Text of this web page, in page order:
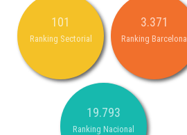
101
Ranking Sectorial
3.371
Ranking Barcelona
19.793
Ranking Nacional